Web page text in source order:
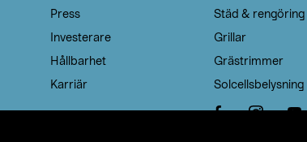
Press
Investerare
Hållbarhet
Karriär
Städ & rengöring
Grillar
Grästrimmer
Solcellsbelysning